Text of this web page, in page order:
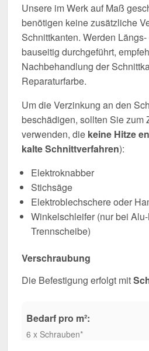
Unsere im Werk auf Maß
benötigen keine zusätzliche
Schnittkanten. Werden
bauseitig durchgeführt,
Nachbehandlung der
Reparaturfarbe.
Um die Verzinkung an den
beschädigen, sollten Sie zum
verwenden, die keine Hitze
kalte Schnittverfahren):
Elektroknabber
Stichsäge
Elektroblechschere oder
Winkelschleifer (nur bei
Trennscheibe)
Verschraubung
Die Befestigung erfolgt mit
Bedarf pro m²:
6 x Schrauben*